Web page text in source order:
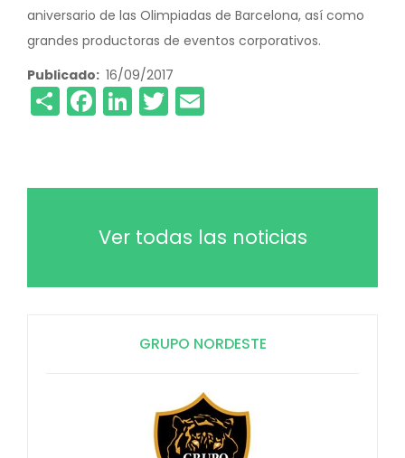
aniversario de las Olimpiadas de Barcelona, así como
grandes productoras de eventos corporativos.
Publicado 16/09/2017
ShareFacebook
LinkedIn
Twitter
Ver todas las noticias
GRUPO NORDESTE